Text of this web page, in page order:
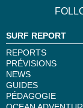
SURF REPORT
REPORTS
PRÉVISIONS
NEWS
GUIDES
PÉDAGOGIE